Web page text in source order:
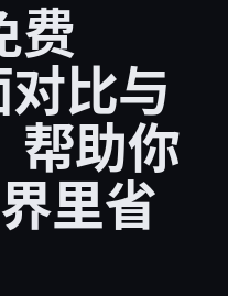
费
比与
帮助你
里省